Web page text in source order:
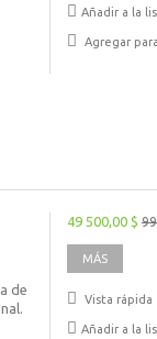
Añadir a la
Agregar
de
49 500,00 $
MÁS
Vista rápida
Añadir a la